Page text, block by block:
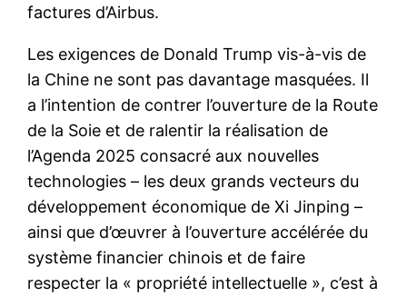
factures d’Airbus.
Les exigences de Donald Trump vis-à-vis de
la Chine ne sont pas davantage masquées. Il
a l’intention de contrer l’ouverture de la Route
de la Soie et de ralentir la réalisation de
l’Agenda 2025 consacré aux nouvelles
technologies – les deux grands vecteurs du
développement économique de Xi Jinping –
ainsi que d’œuvrer à l’ouverture accélérée du
système financier chinois et de faire
respecter la « propriété intellectuelle », c’est à